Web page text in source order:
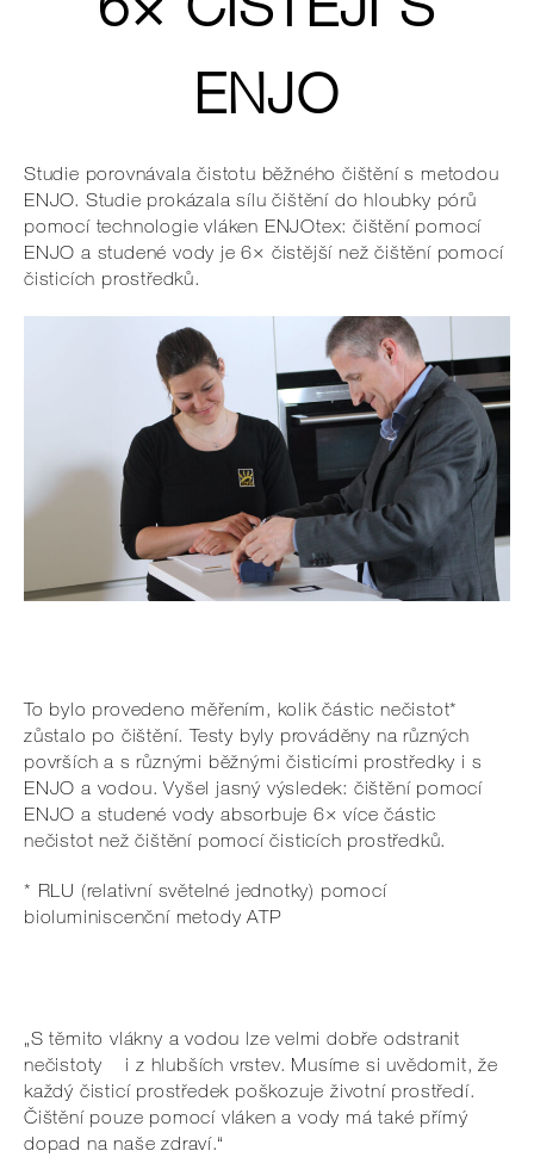
ENJO
Studie porovnávala čistotu běžného čištění s metodou
ENJO. Studie prokázala sílu čištění do hloubky pórů
pomocí technologie vláken ENJOtex: čištění pomocí
ENJO a studené vody je 6× čistější než čištění pomocí
čisticích prostředků.
To bylo provedeno měřením, kolik částic nečistot*
zůstalo po čištění. Testy byly prováděny na různých
površích a s různými běžnými čisticími prostředky i s
ENJO a vodou. Vyšel jasný výsledek: čištění pomocí
ENJO a studené vody absorbuje 6× více částic
nečistot než čištění pomocí čisticích prostředků.
* RLU (relativní světelné jednotky) pomocí
bioluminiscenční metody ATP
„S těmito vlákny a vodou lze velmi dobře odstranit
nečistoty i z hlubších vrstev. Musíme si uvědomit, že
každý čisticí prostředek poškozuje životní prostředí.
Čištění pouze pomocí vláken a vody má také přímý
dopad na naše zdraví.“